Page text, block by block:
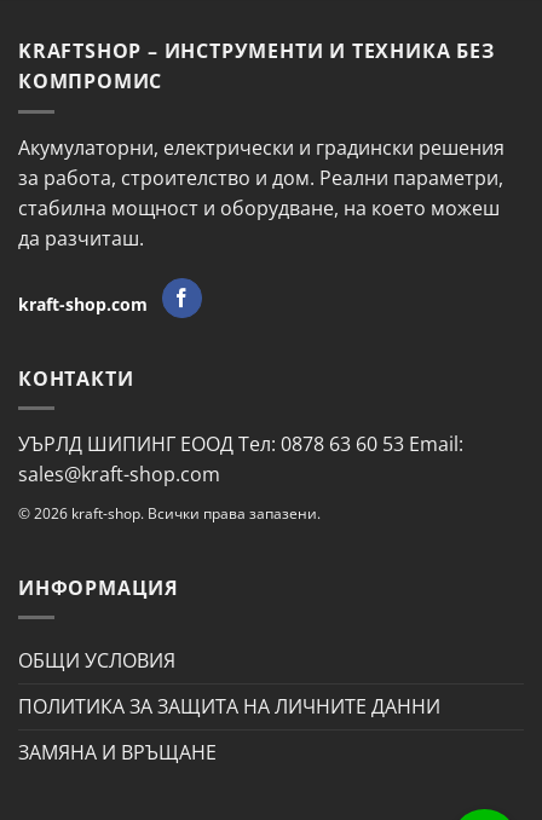
KRAFTSHOP – ИНСТРУМЕНТИ И ТЕХНИКА БЕЗ
КОМПРОМИС
Акумулаторни, електрически и градински решения
за работа, строителство и дом. Реални параметри,
стабилна мощност и оборудване, на което можеш
да разчиташ.
kraft-shop.com
КОНТАКТИ
УЪРЛД ШИПИНГ ЕООД Тел: 0878 63 60 53 Email:
sales@kraft-shop.com
© 2026 kraft-shop. Всички права запазени.
ИНФОРМАЦИЯ
ОБЩИ УСЛОВИЯ
ПОЛИТИКА ЗА ЗАЩИТА НА ЛИЧНИТЕ ДАННИ
ЗАМЯНА И ВРЪЩАНЕ